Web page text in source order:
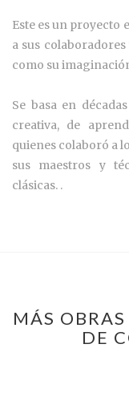
Este es un proyecto
a sus
como su
Se basa en
creativa, de
quienes colaboró a
sus maestros y
clásicas. .
MÁS
DE